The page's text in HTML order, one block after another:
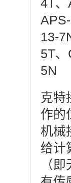
4T、
13-
5T
5N
克特
作的
机械
给计
（